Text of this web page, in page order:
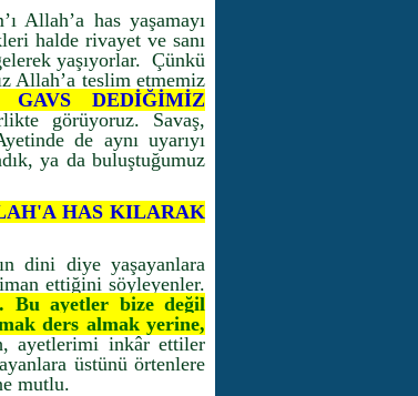
Allah’a has yaşamayı
halde rivayet ve sanı
yaşıyorlar. Çünkü
Allah’a teslim etmemiz
GAVS DEDİĞİMİZ
görüyoruz. Savaş,
de aynı uyarıyı
ya da buluştuğumuz
HAS KILARAK
dini diye yaşayanlara
ettiğini söyleyenler.
Bu ayetler bize değil
ders almak yerine,
ayetlerimi inkâr ettiler
üstünü örtenlere
mutlu.